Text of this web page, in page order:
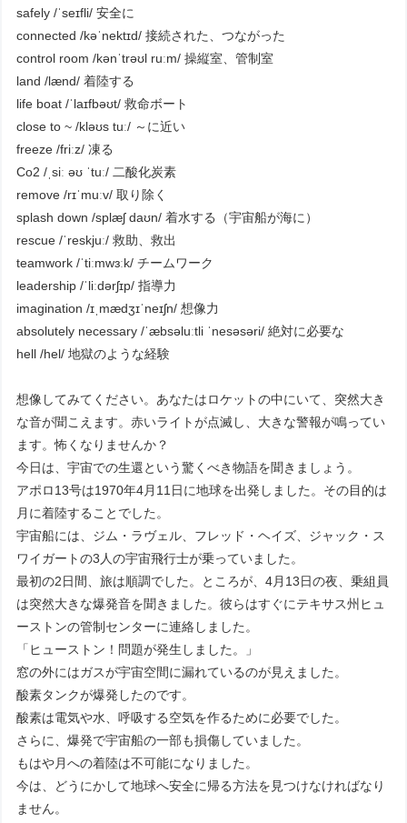
safely /ˈseɪfli/ 安全に
connected /kəˈnektɪd/ 接続された、つながった
control room /kənˈtrəʊl ruːm/ 操縦室、管制室
land /lænd/ 着陸する
life boat /ˈlaɪfbəʊt/ 救命ボート
close to ~ /kləʊs tuː/ ～に近い
freeze /friːz/ 凍る
Co2 /ˌsiː əʊ ˈtuː/ 二酸化炭素
remove /rɪˈmuːv/ 取り除く
splash down /splæʃ daʊn/ 着水する（宇宙船が海に）
rescue /ˈreskjuː/ 救助、救出
teamwork /ˈtiːmwɜːk/ チームワーク
leadership /ˈliːdərʃɪp/ 指導力
imagination /ɪˌmædʒɪˈneɪʃn/ 想像力
absolutely necessary /ˈæbsəluːtli ˈnesəsəri/ 絶対に必要な
hell /hel/ 地獄のような経験
想像してみてください。あなたはロケットの中にいて、突然大き
な音が聞こえます。赤いライトが点滅し、大きな警報が鳴ってい
ます。怖くなりませんか？
今日は、宇宙での生還という驚くべき物語を聞きましょう。
アポロ13号は1970年4月11日に地球を出発しました。その目的は
月に着陸することでした。
宇宙船には、ジム・ラヴェル、フレッド・ヘイズ、ジャック・ス
ワイガートの3人の宇宙飛行士が乗っていました。
最初の2日間、旅は順調でした。ところが、4月13日の夜、乗組員
は突然大きな爆発音を聞きました。彼らはすぐにテキサス州ヒュ
ーストンの管制センターに連絡しました。
「ヒューストン！問題が発生しました。」
窓の外にはガスが宇宙空間に漏れているのが見えました。
酸素タンクが爆発したのです。
酸素は電気や水、呼吸する空気を作るために必要でした。
さらに、爆発で宇宙船の一部も損傷していました。
もはや月への着陸は不可能になりました。
今は、どうにかして地球へ安全に帰る方法を見つけなければなり
ません。